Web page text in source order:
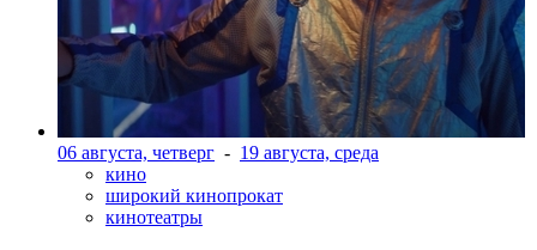
06 августа, четверг - 19 августа, среда
кино
широкий кинопрокат
кинотеатры